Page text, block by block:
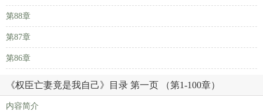
第88章
第87章
第86章
《权臣亡妻竟是我自己》目录 第一页 （第1-100章）
内容简介